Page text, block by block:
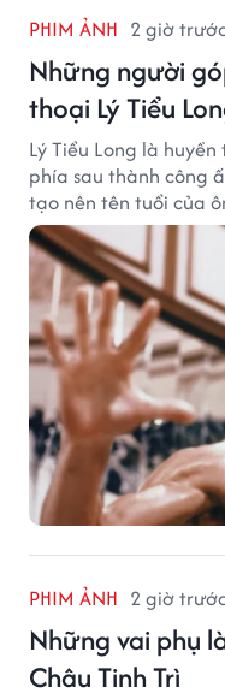
PHIM ẢNH 2 giờ
Những người
thoại Lý Tiểu
Lý Tiểu Long là
phía sau thành công
tạo nên tên tuổi của
PHIM ẢNH 2 giờ
Những vai phụ
Châu Tinh Trì